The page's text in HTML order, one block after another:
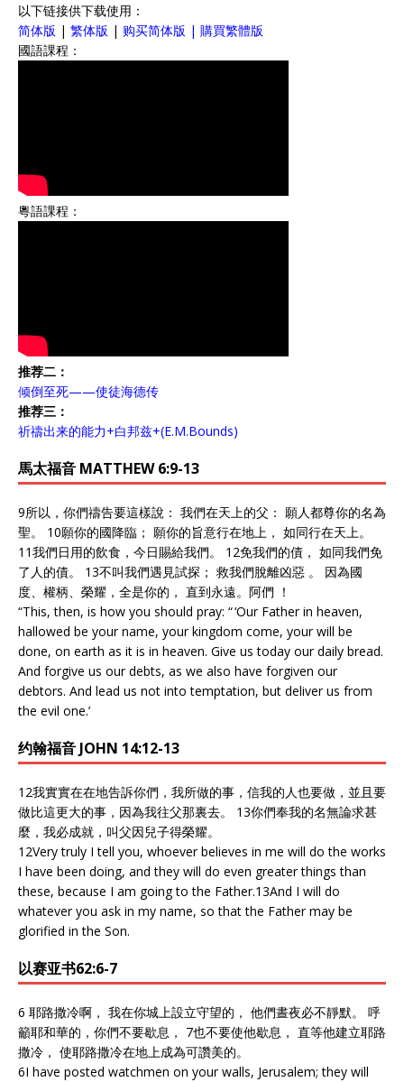
以下链接供下载使用：
简体版 | 繁体版 | 购买简体版 | 購買繁體版
國語課程：
粵語課程：
推荐二：
倾倒至死——使徒海德传
推荐三：
祈禱出来的能力+白邦兹+(E.M.Bounds)
馬太福音 MATTHEW 6:9-13
9所以，你們禱告要這樣說： 我們在天上的父： 願人都尊你的名為
聖。 10願你的國降臨； 願你的旨意行在地上， 如同行在天上。
11我們日用的飲食，今日賜給我們。 12免我們的債， 如同我們免
了人的債。 13不叫我們遇見試探； 救我們脫離凶惡 。 因為國
度、權柄、榮耀，全是你的， 直到永遠。阿們 ！
“This, then, is how you should pray: “ ‘Our Father in heaven,
hallowed be your name, your kingdom come, your will be
done, on earth as it is in heaven. Give us today our daily bread.
And forgive us our debts, as we also have forgiven our
debtors. And lead us not into temptation, but deliver us from
the evil one.’
约翰福音 JOHN 14:12-13
12我實實在在地告訴你們，我所做的事，信我的人也要做，並且要
做比這更大的事，因為我往父那裏去。 13你們奉我的名無論求甚
麼，我必成就，叫父因兒子得榮耀。
12Very truly I tell you, whoever believes in me will do the works
I have been doing, and they will do even greater things than
these, because I am going to the Father.13And I will do
whatever you ask in my name, so that the Father may be
glorified in the Son.
以赛亚书62:6-7
6 耶路撒冷啊， 我在你城上設立守望的， 他們晝夜必不靜默。 呼
籲耶和華的，你們不要歇息， 7也不要使他歇息， 直等他建立耶路
撒冷， 使耶路撒冷在地上成為可讚美的。
6I have posted watchmen on your walls, Jerusalem; they will